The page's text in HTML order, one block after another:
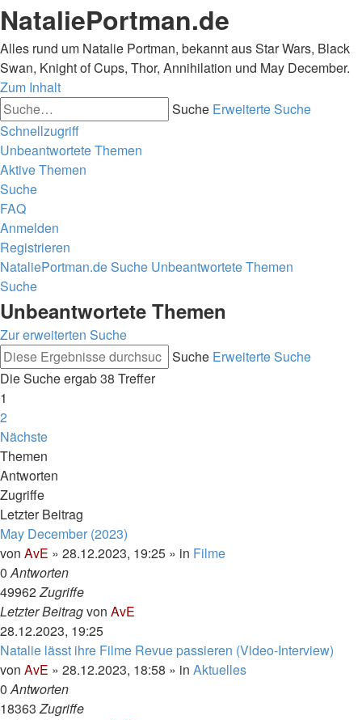
NataliePortman.de
Alles rund um Natalie Portman, bekannt aus Star Wars, Black
Swan, Knight of Cups, Thor, Annihilation und May December.
Zum Inhalt
Suche Erweiterte Suche
Schnellzugriff
Unbeantwortete Themen
Aktive Themen
Suche
FAQ
Anmelden
Registrieren
NataliePortman.deSuche Unbeantwortete Themen
Suche
Unbeantwortete Themen
Zur erweiterten Suche
Suche Erweiterte Suche
Die Suche ergab 38 Treffer
1
2
Nächste
Themen
Antworten
Zugriffe
Letzter Beitrag
May December (2023)
von AvE » 28.12.2023, 19:25 » in Filme
0Antworten
49962Zugriffe
Letzter Beitragvon AvE
28.12.2023, 19:25
Natalie lässt ihre Filme Revue passieren (Video-Interview)
von AvE » 28.12.2023, 18:58 » in Aktuelles
0Antworten
18363Zugriffe